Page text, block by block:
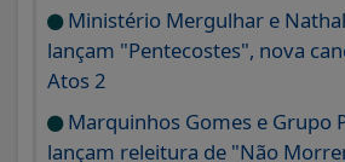
Ministério Mergulhar e
lançam "Pentecostes", nova
Atos 2
Marquinhos Gomes e Grupo
lançam releitura de "Não